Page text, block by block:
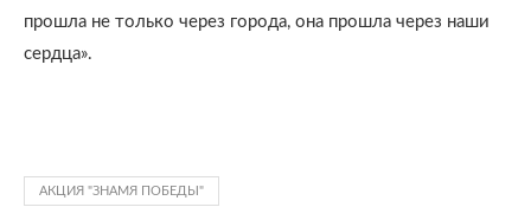
прошла не только через города, она прошла через наши
сердца».
АКЦИЯ "ЗНАМЯ ПОБЕДЫ"